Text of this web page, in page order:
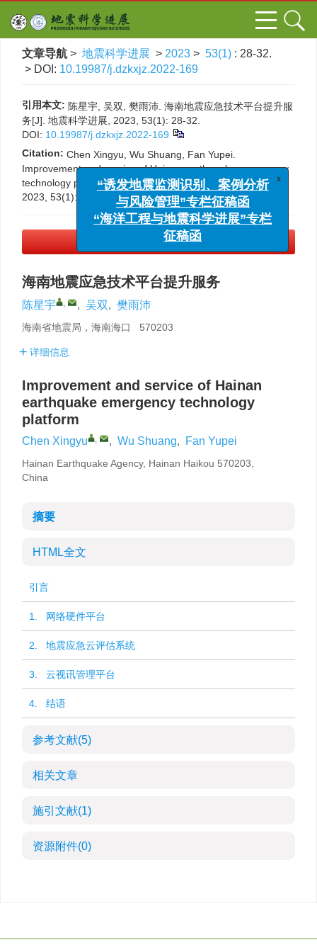
文章导航 > 地震科学进展 > 2023 > 53(1) : 28-32.
> DOI: 10.19987/j.dzkxjz.2022-169
引用本文: 陈星宇, 吴双, 樊雨沛. 海南地震应急技术平台提升服
务[J]. 地震科学进展, 2023, 53(1): 28-32.
DOI: 10.19987/j.dzkxjz.2022-169
Citation: Chen Xingyu, Wu Shuang, Fan Yupei.
Improvement and service of Hainan earthquake emergency
technology platform[J].Progress in Earthquake Sciences
,
2023, 53(1): 28-32.
DOI:10.19987/j.dzkxjz.2022-169
PDF下载(3133 KB)
海南地震应急技术平台提升服务
陈星宇 , , 吴双, 樊雨沛
海南省地震局，海南海口 570203
详细信息
Improvement and service of Hainan
earthquake emergency technology
platform
Chen Xingyu , , Wu Shuang, Fan Yupei
Hainan Earthquake Agency, Hainan Haikou 570203,
China
摘要
HTML全文
引言
1. 网络硬件平台
2. 地震应急云评估系统
3. 云视讯管理平台
4. 结语
参考文献(5)
相关文章
施引文献(1)
资源附件(0)
“诱发地震监测识别、案例分析
与风险管理”专栏征稿函
“海洋工程与地震科学进展”专栏
征稿函